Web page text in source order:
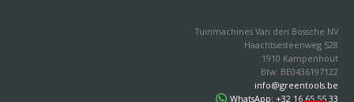
Tuinmachines Van den Bossche NV
Haachtsesteenweg 528
1910 Kampenhout
Btw: BE0436197122
info@greentools.be
WhatsApp: +32 16 65 55 33